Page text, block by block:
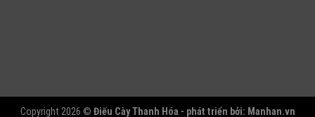
Copyright 2026 © Điếu Cày Thanh Hóa - phát triển bởi: Manhan.vn